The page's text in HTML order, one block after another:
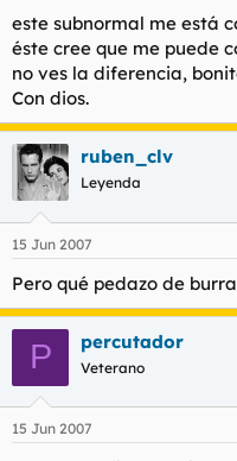
Por el culo te la hinco.
Haz
éso no se penaliza y ésto
pueden ser pronombres
este subnormal me está
éste cree que me puede
no ves la diferencia,
Con dios.
ruben_clv
Leyenda
15 Jun 2007
Pero qué pedazo de
P percutador
Veterano
15 Jun 2007